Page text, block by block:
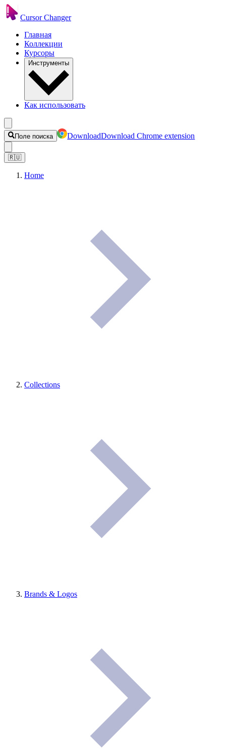
Cursor Changer
Главная
Коллекции
Курсоры
Инструменты
Как использовать
Поле поиска DownloadDownload Chrome extension
🇷🇺
Home
Collections
Brands & Logos